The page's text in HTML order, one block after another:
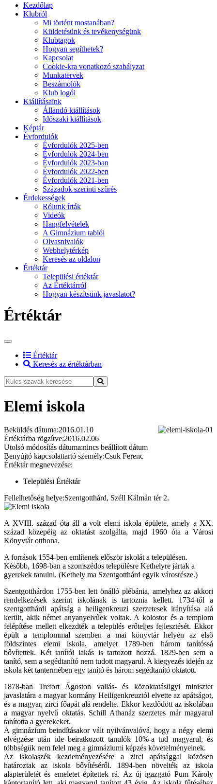
Kezdőlap
Klubról
Mi történt mostanában?
Küldetésünk és tevékenységünk
Klubtagok
Hogyan segíthetek?
Kapcsolat
Cookie-kra vonatkozó szabályzat
Munkatervek
Beszámolók
Klub logói
Kiállításaink
Állandó kiállítások
Időszaki kiállítások
Képtár
Évfordulók
Évfordulók 2025-ben
Évfordulók 2024-ben
Évfordulók 2023-ban
Évfordulók 2022-ben
Évfordulók 2021-ben
Századok szerinti szűrés
Érdekességek
Rólunk írták
Videók
Hangfelvételek
A Gimnázium tablói
Olvasnivalók
Webhelytérkép
Keresés az oldalon
Értéktár
Települési értéktár
Az Értéktárról
Hogyan készítsünk javaslatot?
Értéktár
Értéktár
Keresés az értéktárban
Elemi iskola
Beküldés dátuma:2016.01.10
Értéktárba rögzítve:2016.02.06
Utolsó módosítás dátuma:nincs beállított dátum
Benyújtó kapcsolattartó személy:Csuk Ferenc
Értéktár megnevezése:
Települési Értéktár
Fellelhetőség helye:Szentgotthárd, Széll Kálmán tér 2.
A XVIII. század óta áll a volt elemi iskola épülete, amely a XX.
század közepéig az oktatást szolgálta, majd 1960 óta a Városi
Könyvtár otthona.
A források 1554-ben említenek először iskolát a településen.
Később, 1698-ban a szomszédos településre Kethelyre jártak a
gyerekek tanulni. (Kethely ma Szentgotthárd egyik városrésze.)
Szentgotthárdon 1755-ben lett önálló plébánia, amelyhez az akkori
rendelkezések szerint iskolának is tartoznia kellett. 1734-től a
szentgotthárdi apátság a heiligenkreuzi szerzetesek irányítása alá
került, akik német anyanyelvűek voltak. A kolostor és a templom
felépítése mellett elkezdték a település erőteljes fejlesztését. Ekkor
épült a templommal szemben a mai könyvtár helyén az első
földszintes elemi iskola, amelyet 1789-ben három tanítóssá
bővítettek. Két tanítói lakás is tartozott hozzá. 1829-ben sem a
tanító, sem a segédtanító nem tudott magyarul. A kiegyezés idején az
iskola két tantermében egy tanító és három segédtanító oktatott.
1878-ban Trefort Ágoston vallás- és közoktatásügyi miniszter
javaslatára a magyar kormány Heiligenkreuztól elvette az apátságot,
és a magyar, zirci főapát alá rendelte. Ekkor kezdődött az iskolában
a magyar nyelvű oktatás. Schill Athanáz szerzetes már magyarul
tanította a gyerekeket.
A gimnázium beindításakor vált nyilvánvalóvá, hogy a négy elemi
elvégzése után ide beiratkozott tanulók 10%-a tud magyarul, és
többségük nem felel meg a gimnáziumi képzés követelményeinek.
Az iskolaszék kezdeményezésére a zirci apátsággal közösen
határoztak az iskola bővítéséről. 1894-ben növelték az iskola
alapterületét és emeletet építettek rá. Az új igazgató Pum Károly